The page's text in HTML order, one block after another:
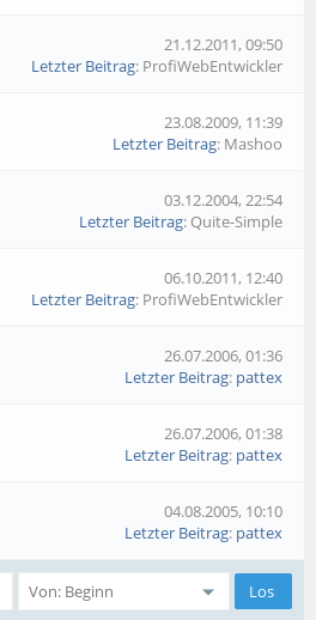
21.12.2011, 09:50
Letzter Beitrag: ProfiWebEntwickler
23.08.2009, 11:39
Letzter Beitrag: Mashoo
03.12.2004, 22:54
Letzter Beitrag: Quite-Simple
06.10.2011, 12:40
Letzter Beitrag: ProfiWebEntwickler
26.07.2006, 01:36
Letzter Beitrag: pattex
26.07.2006, 01:38
Letzter Beitrag: pattex
04.08.2005, 10:10
Letzter Beitrag: pattex